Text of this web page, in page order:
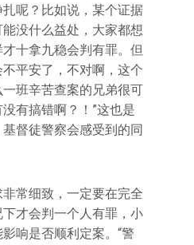
呢？比如说，某个证据
没什么益处，大家都想
十拿九稳会判有罪。但
平安了，不对啊，这个
班辛苦查案的兄弟很可
有搞错啊？！”这也是
督徒警察会感受到的同
常细致，一定要在完全
才会判一个人有罪，小
响是否顺利定案。“警